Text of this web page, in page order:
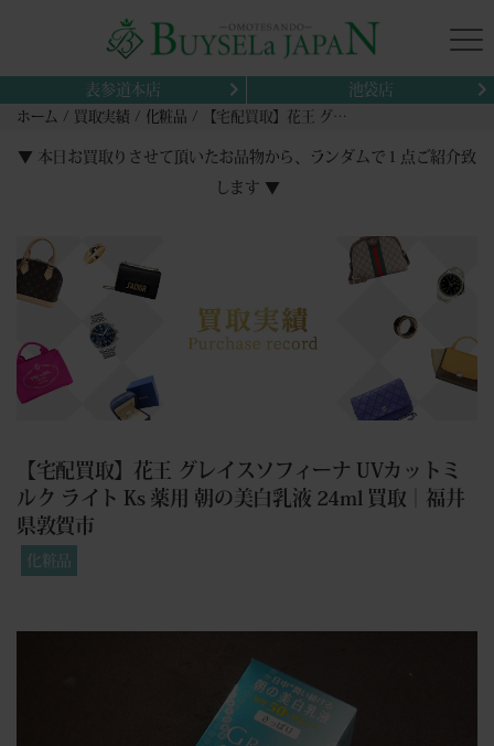
表参道本店 池袋店
ホーム 買取実績 化粧品 【宅配買取】花王 グレイスソフィーナ UVカットミルク ライト Ks 薬用 朝の美白乳液 24ml 買取｜福井県敦賀市
▼ 本日お買取りさせて頂いたお品物から、ランダムで１点ご紹介致
します ▼
【宅配買取】花王 グレイスソフィーナ UVカットミ
ルク ライト Ks 薬用 朝の美白乳液 24ml 買取｜福井
県敦賀市
化粧品